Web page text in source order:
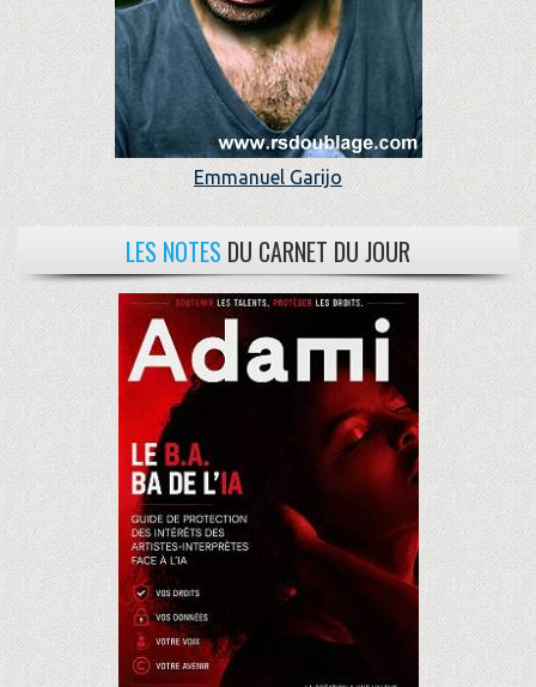
Emmanuel Garijo
LES NOTES DU CARNET DU JOUR